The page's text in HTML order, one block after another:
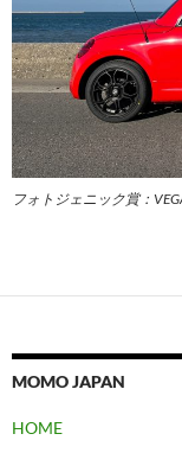
フォトジェニック賞：
MOMO JAPAN
HOME